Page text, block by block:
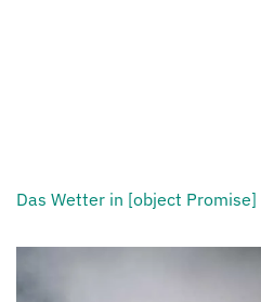
Das Wetter in [object Promise]